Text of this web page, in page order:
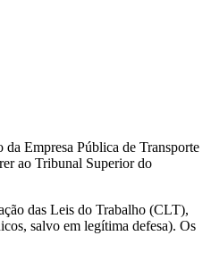
Empresa Pública de Transporte
ao Tribunal Superior do
das Leis do Trabalho (CLT),
salvo em legítima defesa). Os